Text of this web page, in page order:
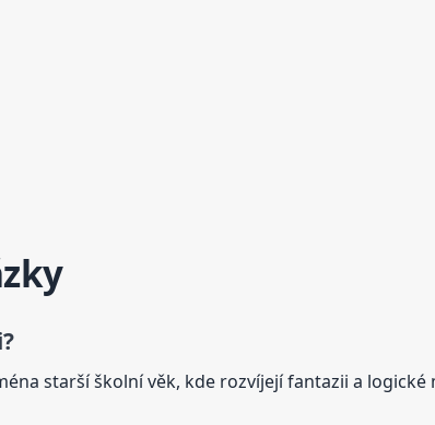
starší školní věk, kde rozvíjejí fantazii a logické